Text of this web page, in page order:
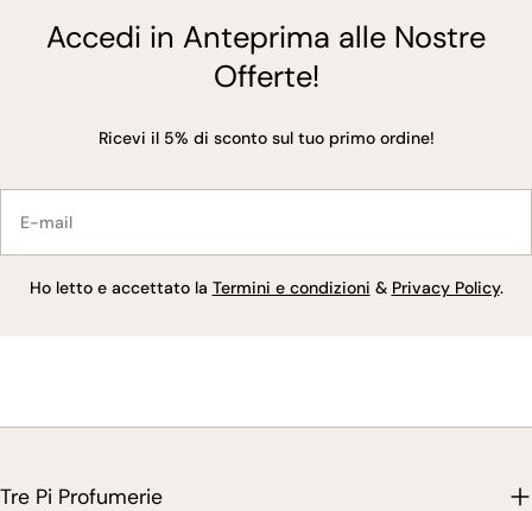
Accedi in Anteprima alle Nostre
Offerte!
Ricevi il 5% di sconto sul tuo primo ordine!
mail
Ho letto e accettato la Termini e condizioni & Privacy Policy.
Tre Pi Profumerie